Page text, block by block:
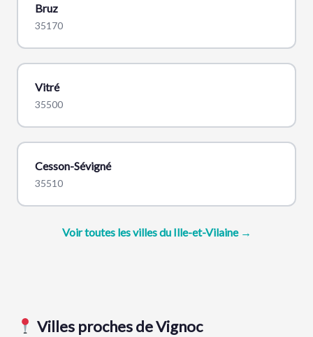
Bruz
35170
Vitré
35500
Cesson-Sévigné
35510
Voir toutes les villes du Ille-et-Vilaine →
Villes proches de Vignoc